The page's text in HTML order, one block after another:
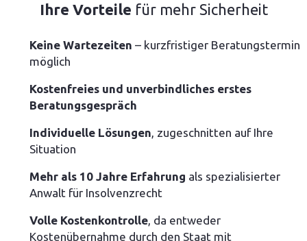
Ihre Vorteile für mehr Sicherheit
Keine Wartezeiten – kurzfristiger Beratungstermin
möglich
Kostenfreies und unverbindliches erstes
Beratungsgespräch
Individuelle Lösungen, zugeschnitten auf Ihre
Situation
Mehr als 10 Jahre Erfahrung als spezialisierter
Anwalt für Insolvenzrecht
Volle Kostenkontrolle, da entweder
Kostenübernahme durch den Staat mit